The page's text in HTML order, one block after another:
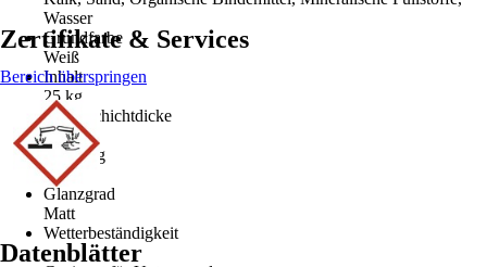
Wasser
Grundfarbe
Weiß
Inhalt
25 kg
Max. Schichtdicke
1,5 mm
Körnung
1,5 mm
Glanzgrad
Matt
Wetterbeständigkeit
-
Zertifikate & Services
Bereich überspringen
Datenblätter